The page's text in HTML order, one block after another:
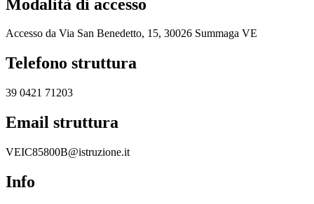
Modalità di accesso
Accesso da Via San Benedetto, 15, 30026 Summaga VE
Telefono struttura
39 0421 71203
Email struttura
VEIC85800B@istruzione.it
Info